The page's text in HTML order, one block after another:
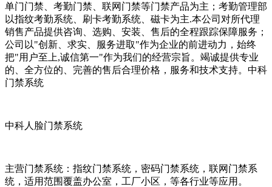
单门门禁、考勤门禁、联网门禁等门禁产品为主；考勤管理部
以指纹考勤系统、刷卡考勤系统、磁卡为主.本公司对所代理
销售产品提供咨询、选购、安装、售后的全程跟踪保障服务；
公司以"创新、求实、服务进取"作为企业的前进动力，始终
把"用户至上,诚信第一"作为我们的经营宗旨。竭诚提供专业
的、全方位的、完善的售后合理价格，服务和技术支持。中科
门禁系统
中科人脸门禁系统
主营门禁系统：指纹门禁系统，密码门禁系统，联网门禁系
统，适用范围覆盖办公室，工厂小区，等各行业等应用。